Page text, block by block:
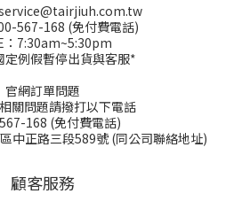
567-168 (免付費電話)
：7:30am~5:30pm
定例假暫停出貨與客服*
官網訂單問題
關問題請撥打以下電話
168 (免付費電話)
中正路三段589號 (同公司聯絡地址)
顧客服務